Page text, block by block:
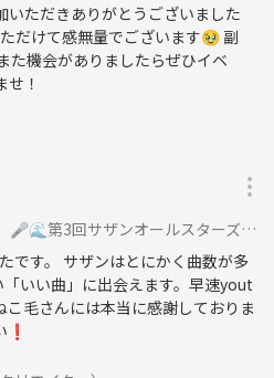
いただきありがとうございました
だけて感無量でございます🥹 副
た機会がありましたらぜひイベ
！
ンオールスターズ祭り！カラオケ会 in大森🎤【聞くも大歓迎！🌊】に参加
です。 サザンはとにかく曲数が多
いい曲」に出会えます。早速yout
毛さんには本当に感謝しておりま
❗